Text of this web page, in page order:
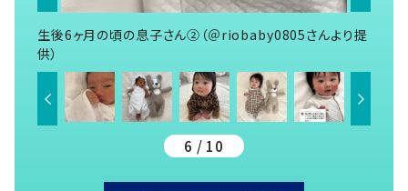
生後6ヶ月の頃の息子さん②（＠riobaby0805さんより提
供）
6 / 10